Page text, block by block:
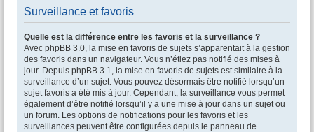
Surveillance et favoris
Quelle est la différence entre les favoris et la surveillance ?
Avec phpBB 3.0, la mise en favoris de sujets s’apparentait à la gestion
des favoris dans un navigateur. Vous n’étiez pas notifié des mises à
jour. Depuis phpBB 3.1, la mise en favoris de sujets est similaire à la
surveillance d’un sujet. Vous pouvez désormais être notifié lorsqu’un
sujet favoris a été mis à jour. Cependant, la surveillance vous permet
également d’être notifié lorsqu’il y a une mise à jour dans un sujet ou
un forum. Les options de notifications pour les favoris et les
surveillances peuvent être configurées depuis le panneau de